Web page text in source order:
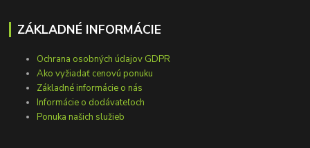
ZÁKLADNÉ INFORMÁCIE
Ochrana osobných údajov GDPR
Ako vyžiadať cenovú ponuku
Základné informácie o nás
Informácie o dodávateľoch
Ponuka našich služieb